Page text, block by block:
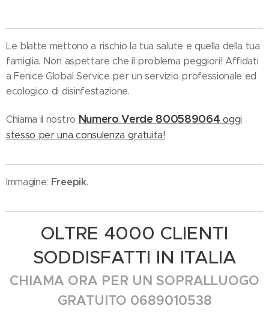
Le blatte mettono a rischio la tua salute e quella della tua
famiglia. Non aspettare che il problema peggiori! Affidati
a Fenice Global Service per un servizio professionale ed
ecologico di disinfestazione.
Chiama il nostro Numero Verde 800589064 oggi
stesso per una consulenza gratuita!
Immagine: Freepik.
OLTRE 4000 CLIENTI
SODDISFATTI IN ITALIA
CHIAMA ORA PER UN SOPRALLUOGO
GRATUITO 0689010538